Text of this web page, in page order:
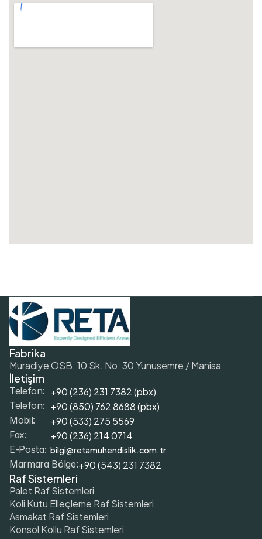
Fabrika
Muradiye OSB. 10 Sk. No: 30 Yunusemre / Manisa
İletişim
Telefon: +90 (236) 231 7382 (pbx)
Telefon: +90 (850) 762 8688 (pbx)
Mobil: +90 (533) 275 5569
Fax: +90 (236) 214 0714
E-Posta: bilgi@retamuhendislik.com.tr
Marmara Bölge:+90 (543) 231 7382
Raf Sistemleri
Palet Raf Sistemleri
Koli Kutu Elleçleme Raf Sistemleri
Asmakat Raf Sistemleri
Konsol Kollu Raf Sistemleri